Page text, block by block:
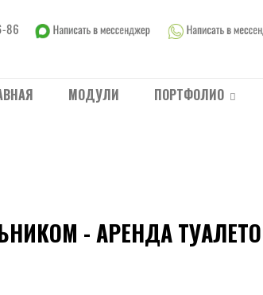
МОДУЛИ ПОРТФОЛИО
- АРЕНДА